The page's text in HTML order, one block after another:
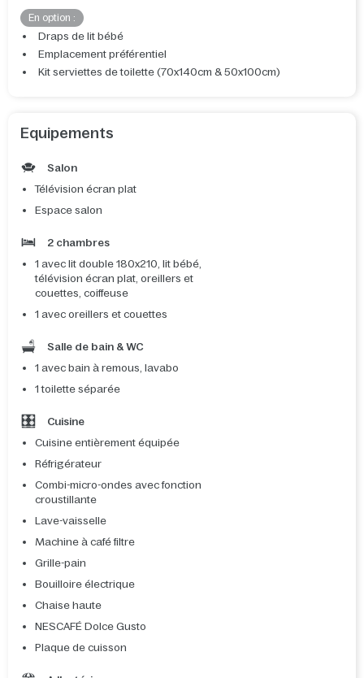
En option :
Draps de lit bébé
Emplacement préférentiel
Kit serviettes de toilette (70x140cm & 50x100cm)
Equipements
Salon
Télévision écran plat
Espace salon
2 chambres
1 avec lit double 180x210, lit bébé,
télévision écran plat, oreillers et
couettes, coiffeuse
1 avec oreillers et couettes
Salle de bain & WC
1 avec bain à remous, lavabo
1 toilette séparée
Cuisine
Cuisine entièrement équipée
Réfrigérateur
Combi-micro-ondes avec fonction
croustillante
Lave-vaisselle
Machine à café filtre
Grille-pain
Bouilloire électrique
Chaise haute
NESCAFÉ Dolce Gusto
Plaque de cuisson